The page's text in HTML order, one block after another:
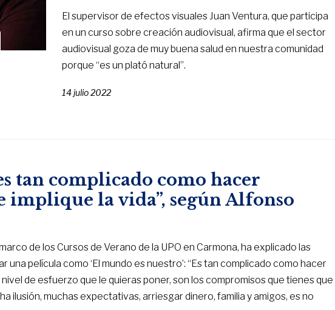
El supervisor de efectos visuales Juan Ventura, que participa
en un curso sobre creación audiovisual, afirma que el sector
audiovisual goza de muy buena salud en nuestra comunidad
porque “es un plató natural”.
14 julio 2022
tan complicado como hacer
implique la vida”, según Alfonso
de los Cursos de Verano de la UPO en Carmona, ha explicado las
película como ‘El mundo es nuestro’: “Es tan complicado como hacer
de esfuerzo que le quieras poner, son los compromisos que tienes que
ilusión, muchas expectativas, arriesgar dinero, familia y amigos, es no